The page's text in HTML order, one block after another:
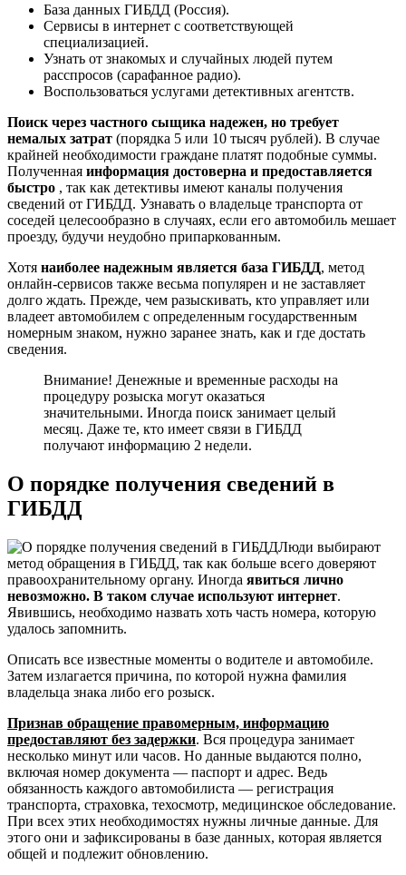
База данных ГИБДД (Россия).
Сервисы в интернет с соответствующей
специализацией.
Узнать от знакомых и случайных людей путем
расспросов (сарафанное радио).
Воспользоваться услугами детективных агентств.
Поиск через частного сыщика надежен, но требует
немалых затрат (порядка 5 или 10 тысяч рублей). В случае
крайней необходимости граждане платят подобные суммы.
Полученная информация достоверна и предоставляется
быстро , так как детективы имеют каналы получения
сведений от ГИБДД. Узнавать о владельце транспорта от
соседей целесообразно в случаях, если его автомобиль мешает
проезду, будучи неудобно припаркованным.
Хотя наиболее надежным является база ГИБДД, метод
онлайн-сервисов также весьма популярен и не заставляет
долго ждать. Прежде, чем разыскивать, кто управляет или
владеет автомобилем с определенным государственным
номерным знаком, нужно заранее знать, как и где достать
сведения.
Внимание! Денежные и временные расходы на
процедуру розыска могут оказаться
значительными. Иногда поиск занимает целый
месяц. Даже те, кто имеет связи в ГИБДД
получают информацию 2 недели.
О порядке получения сведений в
ГИБДД
Люди выбирают
метод обращения в ГИБДД, так как больше всего доверяют
правоохранительному органу. Иногда явиться лично
невозможно. В таком случае используют интернет.
Явившись, необходимо назвать хоть часть номера, которую
удалось запомнить.
Описать все известные моменты о водителе и автомобиле.
Затем излагается причина, по которой нужна фамилия
владельца знака либо его розыск.
Признав обращение правомерным, информацию
предоставляют без задержки. Вся процедура занимает
несколько минут или часов. Но данные выдаются полно,
включая номер документа — паспорт и адрес. Ведь
обязанность каждого автомобилиста — регистрация
транспорта, страховка, техосмотр, медицинское обследование.
При всех этих необходимостях нужны личные данные. Для
этого они и зафиксированы в базе данных, которая является
общей и подлежит обновлению.